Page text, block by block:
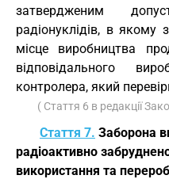
затвердженим
радіонуклідів, в якому
місце виробництва
відповідального
контролера, який
( Стаття 6 в редакції
Стаття 7. Заборона
радіоактивно
використання та